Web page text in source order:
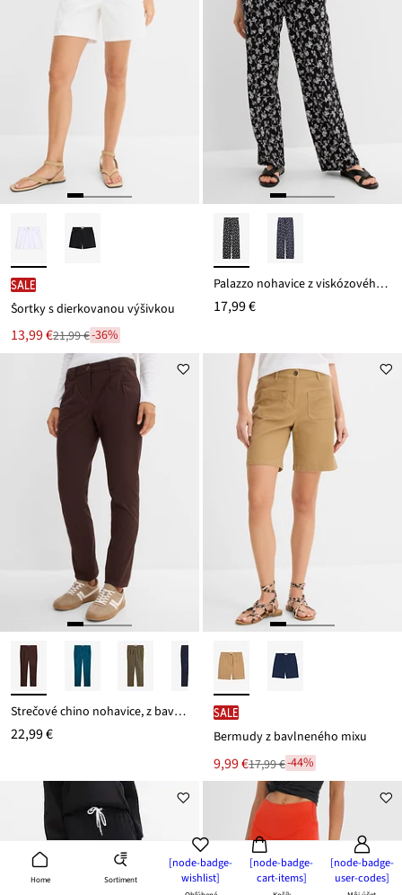
Home Sortiment
[node-badge-
wishlist]
[node-badge-
cart-items]
[node-badge-
user-codes]
SALE
Šortky s dierkovanou výšivkou
Nová
cena
13,99 €
Zľava 21,99 €-36%
Palazzo nohavice z viskózového mixu
17,99 €
Strečové chino nohavice, z bavlneného mixu
22,99 €
SALE
Bermudy z bavlneného mixu
Nová
cena
9,99 €
Zľava
17,99 €
17,99 €-44%